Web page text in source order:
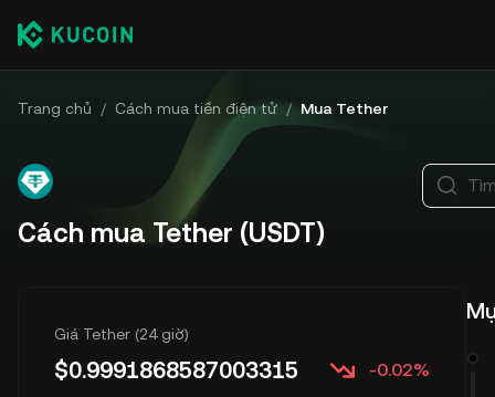
Trang chủ / Cách mua tiền điện tử / Mua Tether
Cách mua Tether (USDT)
Giá Tether (24 giờ)
$0.9991868587003315 -0.02%